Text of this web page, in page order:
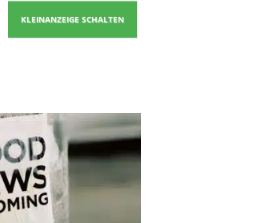
KLEINANZEIGE SCHALTEN